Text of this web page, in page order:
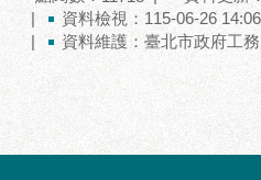
影
音
區
性
資料檢視：115-06-26 14:06
資料維護：臺北市政府工